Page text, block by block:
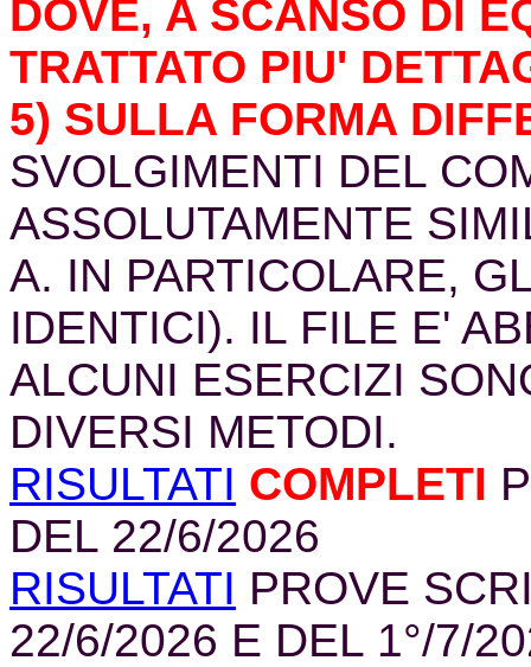
DOVE, A SCANSO DI
TRATTATO PIU'
5) SULLA FORMA
SVOLGIMENTI DEL
ASSOLUTAMENTE
A. IN PARTICOLARE,
IDENTICI). IL FILE E'
ALCUNI ESERCIZI
DIVERSI METODI.
RISULTATI COMPLETI
DEL 22/6/2026
RISULTATI PROVE
22/6/2026 E DEL 1°/7/